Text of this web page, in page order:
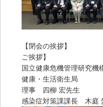
【閉会の挨
ご挨拶】
国立健康危機管
健康・生活衛生局
理事 四柳 宏
感染症対策課課長 木庭